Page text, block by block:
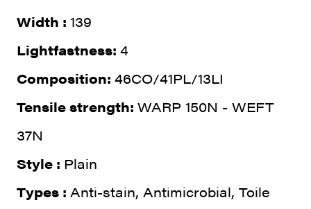
Width : 139
Lightfastness: 4
Composition: 46CO/41PL/13LI
Tensile strength: WARP 150N - WEFT
37N
Style : Plain
Types : Anti-stain, Antimicrobial, Toile